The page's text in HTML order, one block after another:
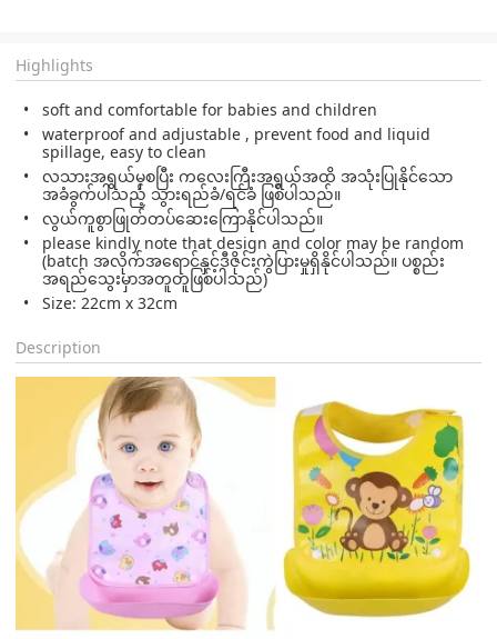
Highlights
soft and comfortable for babies and children
waterproof and adjustable , prevent food and liquid
spillage, easy to clean
လသားအရွယ်မှစပြီး ကလေးကြီးအရွယ်အထိ အသုံးပြုနိုင်သော
အခံခွက်ပါသည့် သွားရည်ခံ/ရင်ခံ ဖြစ်ပါသည်။
လွယ်ကူစွာဖြုတ်တပ်ဆေးကြောနိုင်ပါသည်။
please kindly note that design and color may be random
(batch အလိုက်အရောင်နှင့်ဒီဇိုင်းကွဲပြားမှုရှိနိုင်ပါသည်။ ပစ္စည်း
အရည်သွေးမှာအတူတူဖြစ်ပါသည်)
Size: 22cm x 32cm
Description